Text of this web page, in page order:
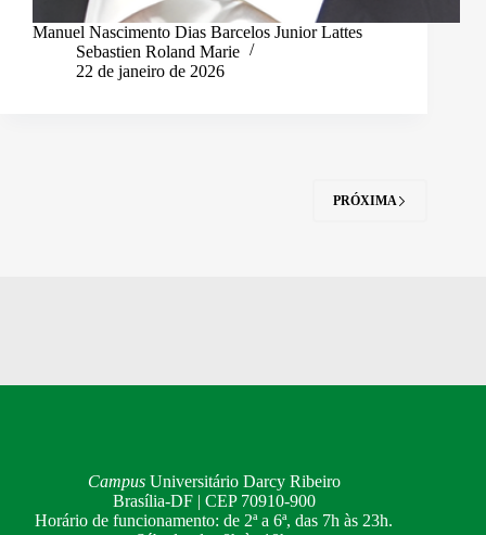
Manuel Nascimento Dias Barcelos Junior Lattes
Sebastien Roland Marie
22 de janeiro de 2026
PRÓXIMA
CampusUniversitário Darcy Ribeiro
Brasília-DF | CEP 70910-900
Horário de funcionamento: de 2ª a 6ª, das 7h às 23h.